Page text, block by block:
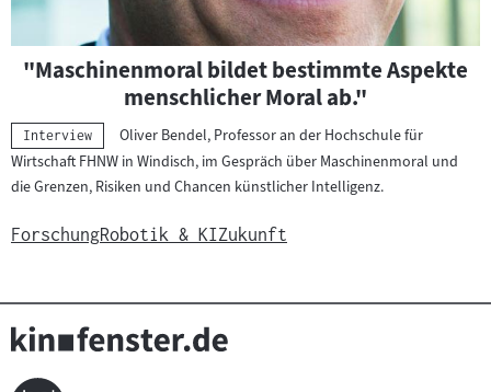
"Maschinenmoral bildet bestimmte Aspekte
menschlicher Moral ab."
Kategorie:
Interview
Oliver Bendel, Professor an der Hochschule für
Wirtschaft FHNW in Windisch, im Gespräch über Maschinenmoral und
die Grenzen, Risiken und Chancen künstlicher Intelligenz.
ForschungRobotik & KIZukunft